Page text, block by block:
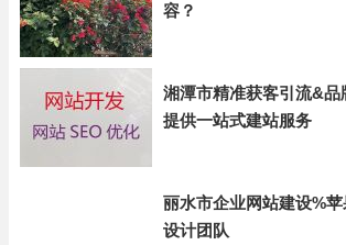
容？
湘潭市精准获客引流&品
提供一站式建站服务
丽水市企业网站建设%
设计团队